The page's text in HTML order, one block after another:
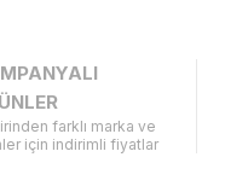
farklı marka ve
için indirimli fiyatlar